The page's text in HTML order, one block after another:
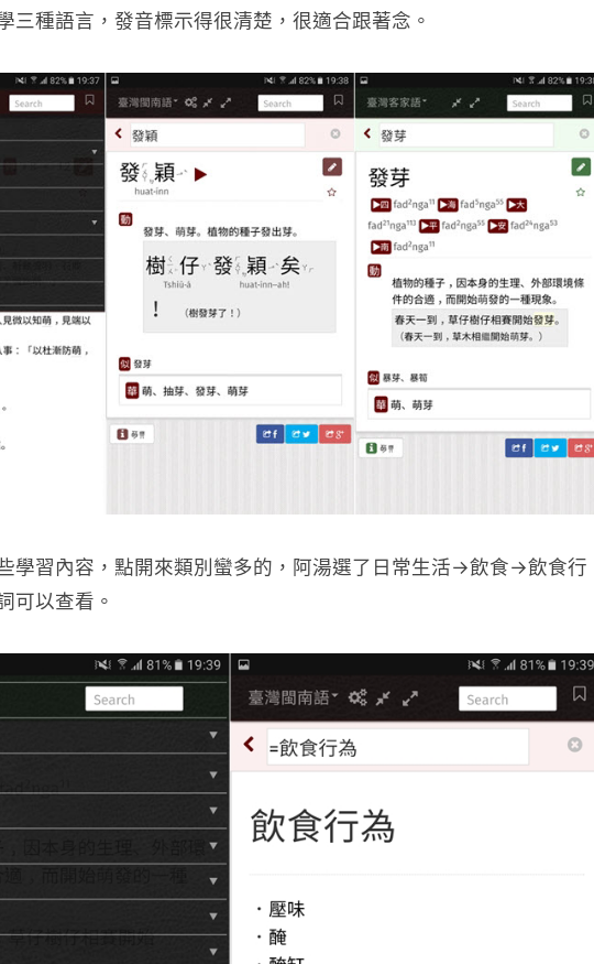
三種語言，發音標示得很清楚，很適合跟著念。
學習內容，點開來類別蠻多的，阿湯選了日常生活→飲食→飲食行
可以查看。